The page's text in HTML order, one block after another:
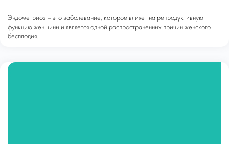
Эндометриоз – это заболевание, которое влияет на репродуктивную
функцию женщины и является одной распространенных причин женского
бесплодия.